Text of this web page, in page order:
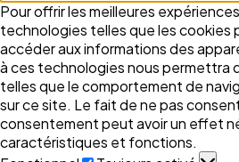
Pour offrir les meilleures
technologies telles que les cookies
accéder aux informations des
à ces technologies nous permettra
telles que le comportement de
sur ce site. Le fait de ne pas
consentement peut avoir un effet
caractéristiques et fonctions.